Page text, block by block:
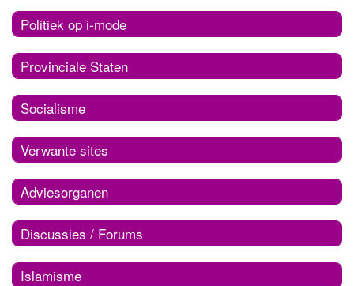
Politiek op i-mode
Provinciale Staten
Socialisme
Verwante sites
Adviesorganen
Discussies / Forums
Islamisme